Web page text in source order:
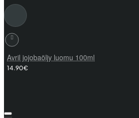
Avril jojobaöljy luomu 100ml
14.90€